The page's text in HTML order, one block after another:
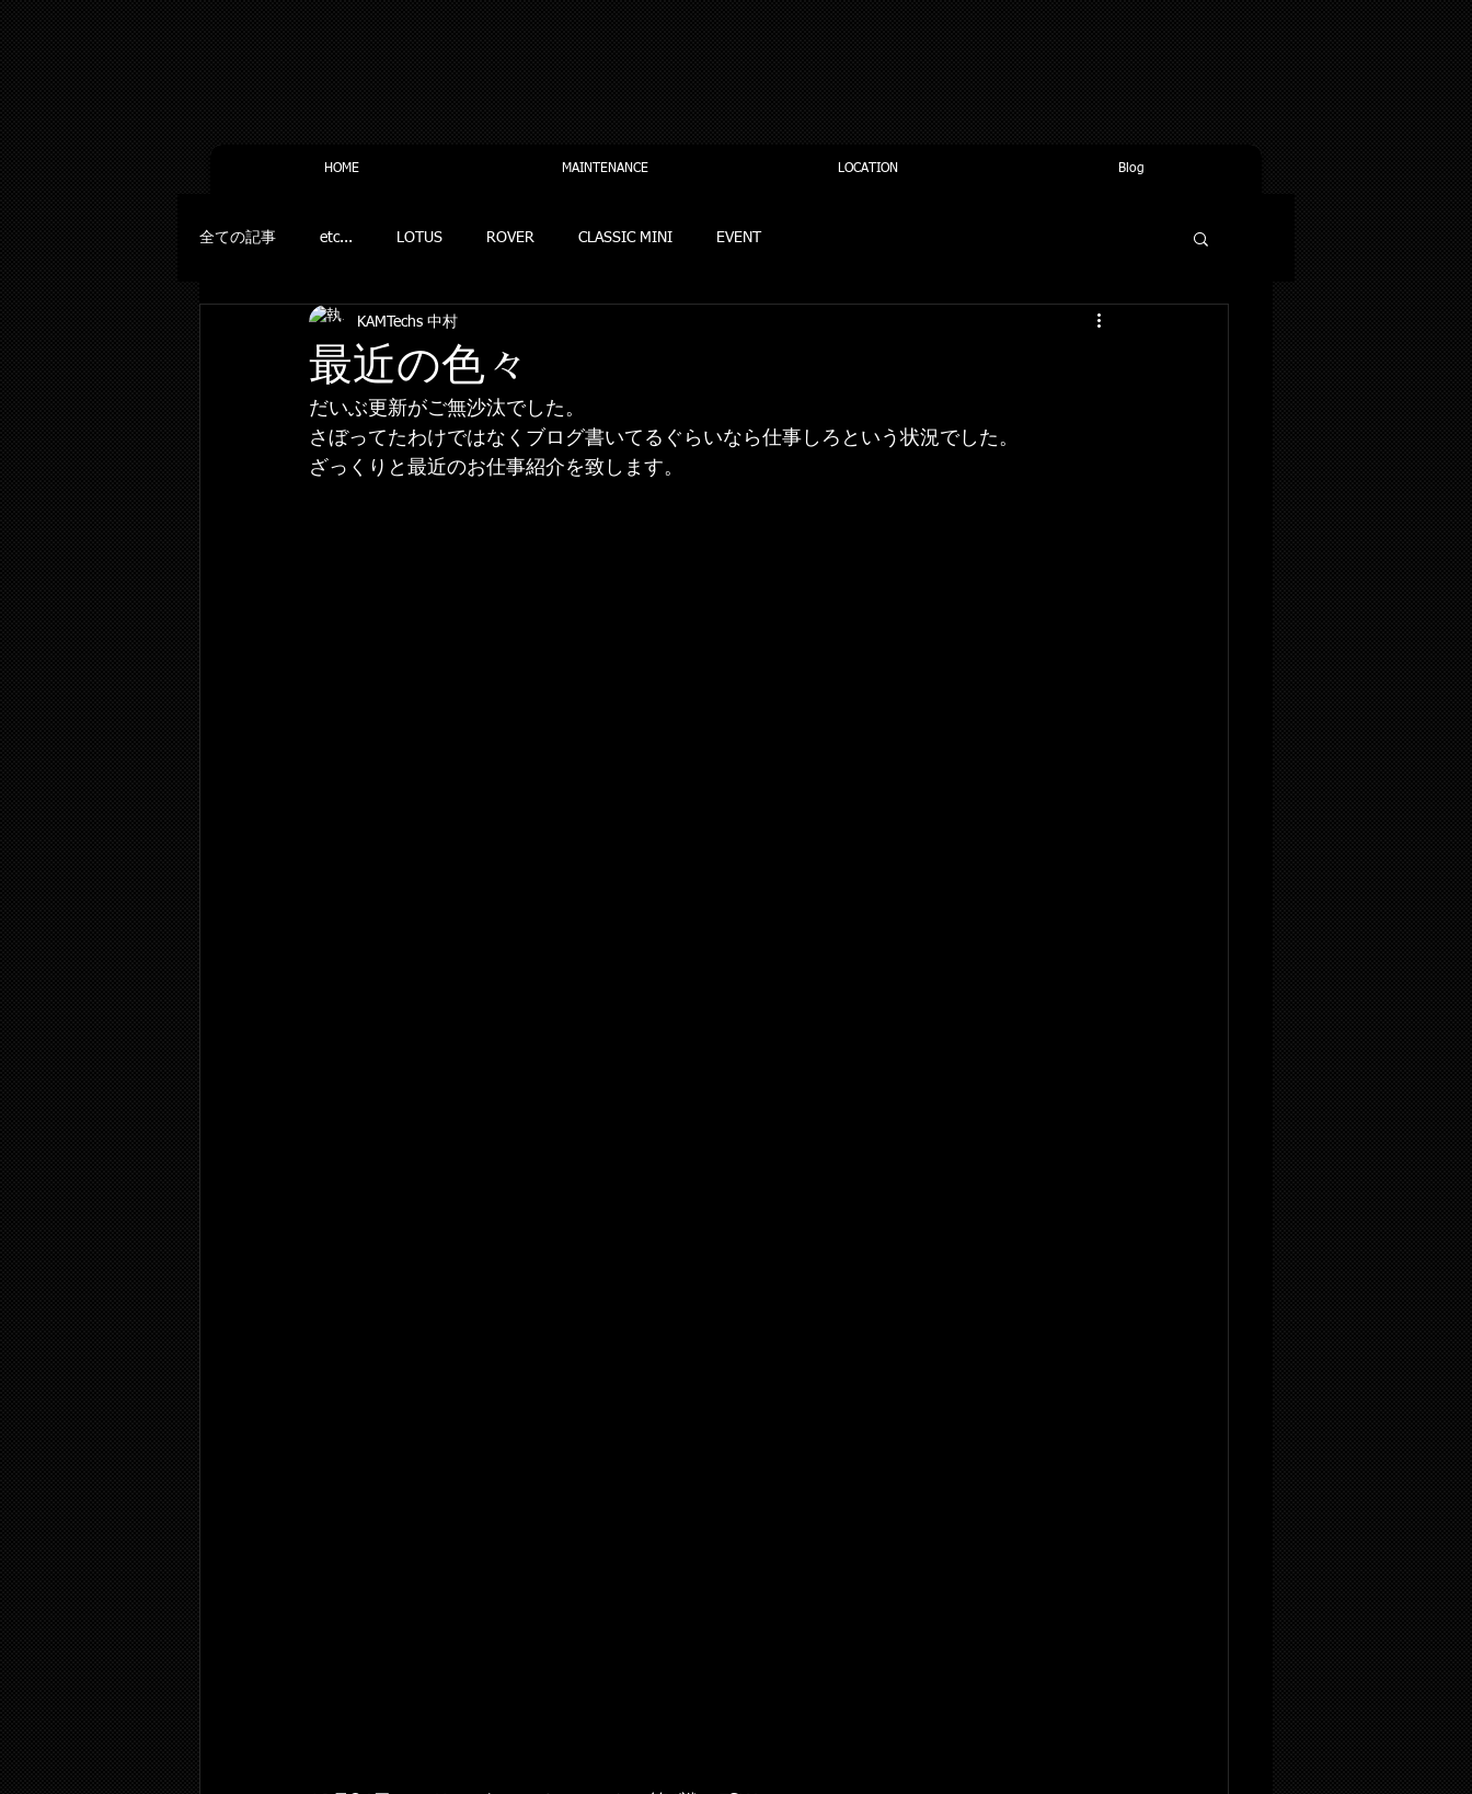
HOME MAINTENANCE LOCATION Blog
全ての記事 etc... LOTUS ROVER CLASSIC MINI EVENT
最近の色々
KAMTechs 中村
だいぶ更新がご無沙汰でした。
さぼってたわけではなくブログ書いてるぐらいなら仕事しろという状況でした。
ざっくりと最近のお仕事紹介を致します。